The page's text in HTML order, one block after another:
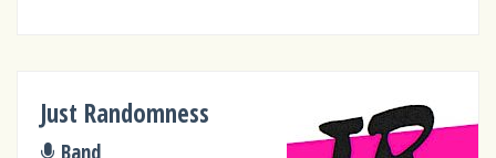
Just Randomness
Band